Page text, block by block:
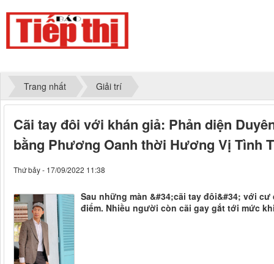
Trang nhất Giải trí
Cãi tay đôi với khán giả: Phản diện
bằng Phương Oanh thời Hương Vị Tình
Thứ bảy - 17/09/2022 11:38
Sau những màn &#34;cãi tay đôi&#34; với
điểm. Nhiều người còn cãi gay gắt tới mức